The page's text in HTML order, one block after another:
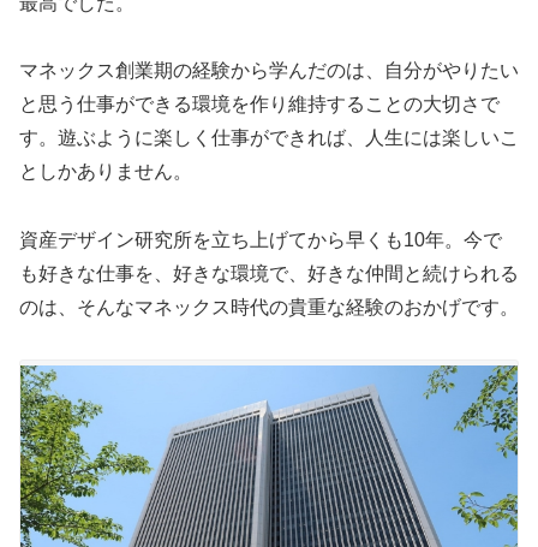
マネックス創業期の経験から学んだのは、自分がやりたい
と思う仕事ができる環境を作り維持することの大切さで
す。遊ぶように楽しく仕事ができれば、人生には楽しいこ
としかありません。
資産デザイン研究所を立ち上げてから早くも10年。今で
も好きな仕事を、好きな環境で、好きな仲間と続けられる
のは、そんなマネックス時代の貴重な経験のおかげです。